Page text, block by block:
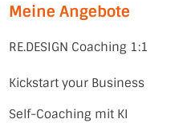
Meine Angebote
RE.DESIGN Coaching 1:1
Kickstart your Business
Self-Coaching mit KI